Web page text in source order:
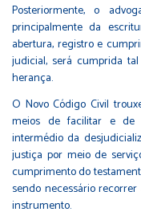
Posteriormente, o
principalmente da
abertura, registro e
judicial, será cumprida
herança.
O Novo Código Civil
meios de facilitar e de
intermédio da
justiça por meio de
cumprimento do
sendo necessário
instrumento.